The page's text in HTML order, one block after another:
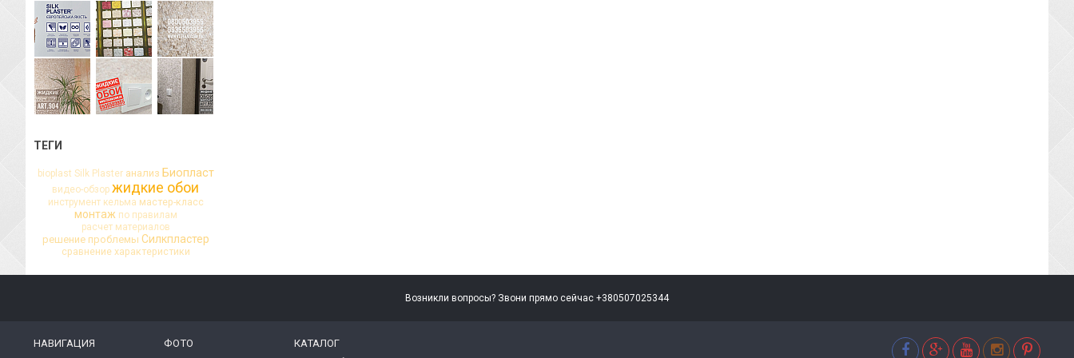
ТЕГИ
bioplast Silk Plaster анализ Биопласт
видео-обзор жидкие обои
инструмент кельма мастер-класс
монтаж по правилам
расчет материалов
решение проблемы Силкпластер
сравнение характеристики
Возникли вопросы? Звони прямо сейчас +380507025344
НАВИГАЦИЯ ФОТО КАТАЛОГ